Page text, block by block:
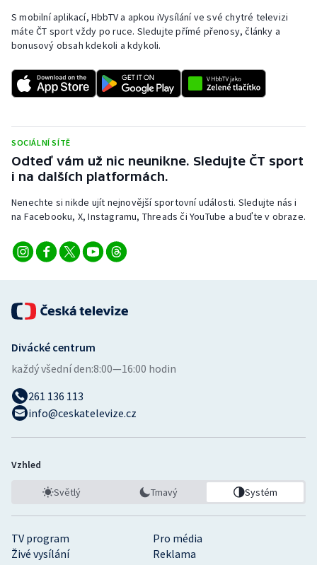
S mobilní aplikací, HbbTV a apkou iVysílání ve své chytré televizi
máte ČT sport vždy po ruce. Sledujte přímé přenosy, články a
bonusový obsah kdekoli a kdykoli.
SOCIÁLNÍ SÍTĚ
Odteď vám už nic neunikne. Sledujte ČT sport
i na dalších platformách.
Nenechte si nikde ujít nejnovější sportovní události. Sledujte nás i
na Facebooku, X, Instagramu, Threads či YouTube a buďte v obraze.
TV program
Pro média
Živé vysílání
Reklama
Divácké centrum
každý všední den:8:00—16:00 hodin
261 136 113
info@ceskatelevize.cz
Vzhled
Světlý Tmavý Systém